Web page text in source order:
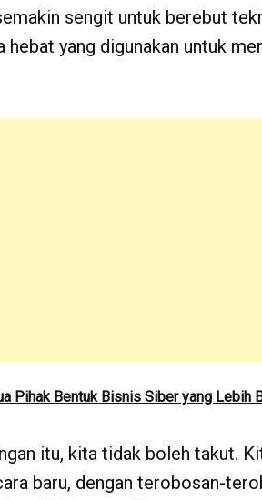
sengit untuk berebut
yang digunakan untuk
Pihak Bentuk Bisnis Siber yang Lebih
itu, kita tidak boleh takut.
baru, dengan terobosan-